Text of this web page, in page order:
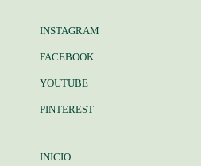
INSTAGRAM
FACEBOOK
YOUTUBE
PINTEREST
INICIO